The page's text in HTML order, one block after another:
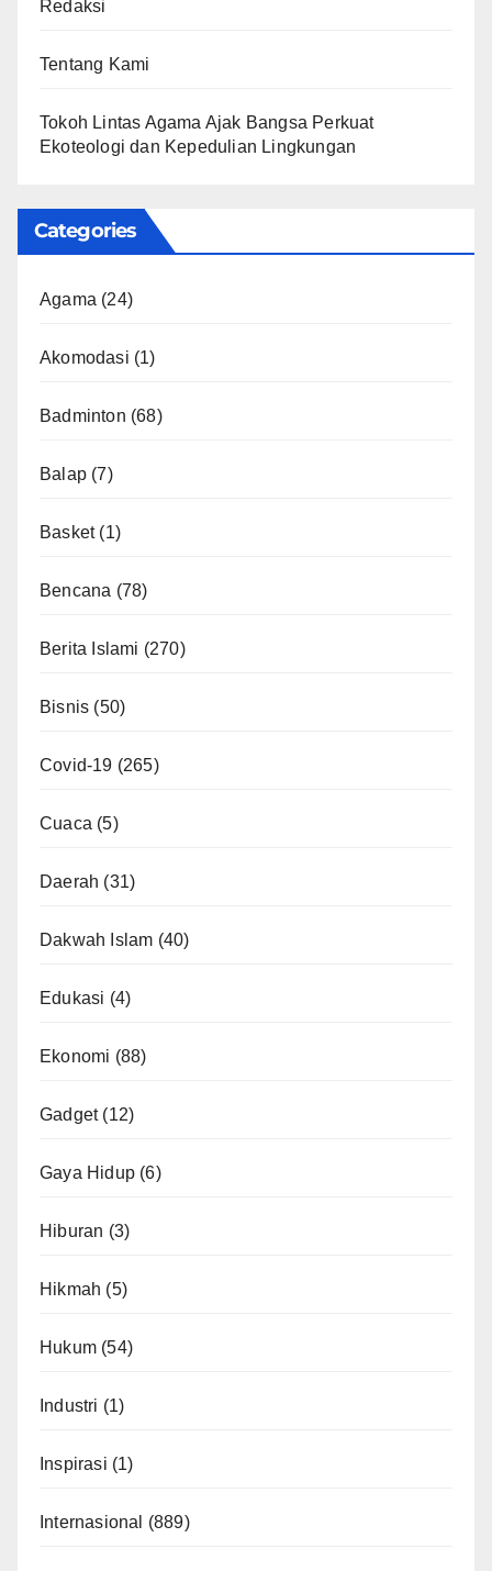
Redaksi
Tentang Kami
Tokoh Lintas Agama Ajak Bangsa Perkuat
Ekoteologi dan Kepedulian Lingkungan
Categories
Agama (24)
Akomodasi (1)
Badminton (68)
Balap (7)
Basket(1)
Bencana (78)
Berita Islami (270)
Bisnis (50)
Covid-19 (265)
Cuaca (5)
Daerah (31)
Dakwah Islam (40)
Edukasi (4)
Ekonomi (88)
Gadget(12)
Gaya Hidup (6)
Hiburan (3)
Hikmah (5)
Hukum (54)
Industri (1)
Inspirasi (1)
Internasional (889)